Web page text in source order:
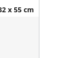
x 55 cm